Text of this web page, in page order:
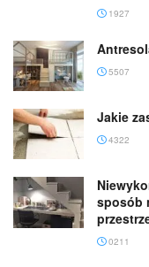
1927
5507
Jakie
4322
sposób
0211